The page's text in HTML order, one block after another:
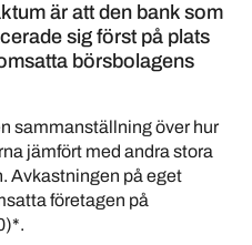
är att den bank som
sig först på plats
börsbolagens
sammanställning över hur
jämfört med andra stora
Avkastningen på eget
företagen på